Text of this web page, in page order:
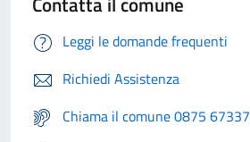
Leggi le domande frequenti
Richiedi Assistenza
Chiama il comune 0875 67337